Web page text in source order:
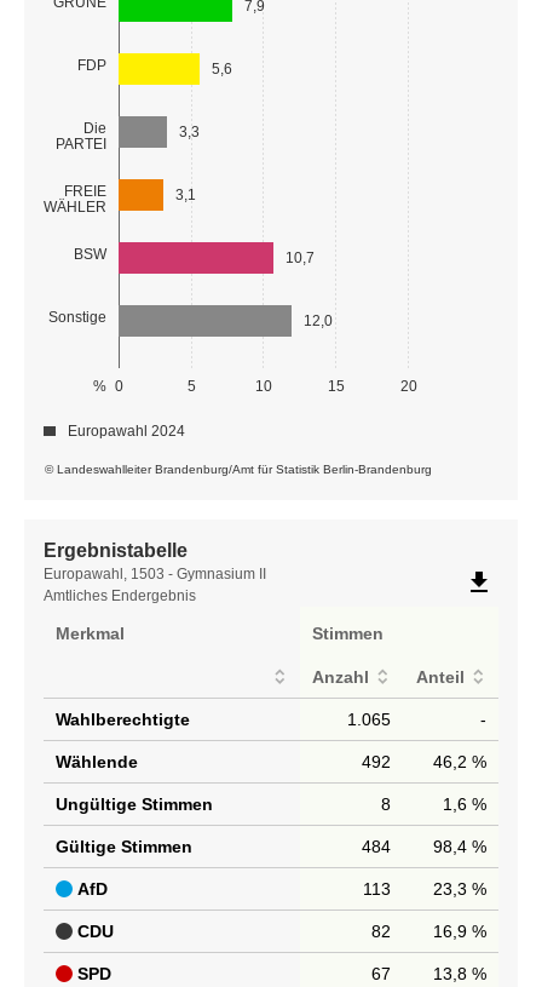
FDP
Die
PARTEI
FREIE
WÄHLER
BSW
Sonstige
0 5 10 15 20
%
7,9
5,6
3,3
3,1
10,7
12,0
© Landeswahlleiter Brandenburg/Amt für Statistik Berlin-Brandenburg
Europawahl 2024
Ergebnistabelle
Ergebnistabelle
Europawahl, 1503 - Gymnasium II
Amtliches Endergebnis
file_download
Merkmal Stimmen
Anzahl Anteil
Wahlberechtigte 1.065 -
Wählende 492 46,2 %
Ungültige Stimmen 8 1,6 %
Gültige Stimmen 484 98,4 %
AfD 113 23,3 %
CDU 82 16,9 %
SPD 67 13,8 %